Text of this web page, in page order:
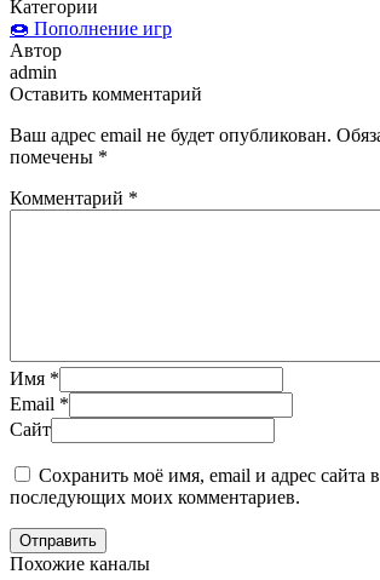
Категории
🍩 Пополнение игр
Автор
admin
Оставить комментарий
Ваш адрес email не будет опубликован.
помечены *
Комментарий *
Имя *
Email *
Сайт
Сохранить моё имя, email и адрес сайта
последующих моих комментариев.
Отправить
Похожие каналы